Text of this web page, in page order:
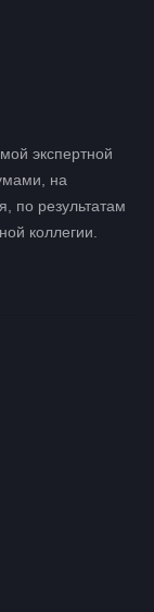
экспертной
на
по результатам
коллегии.